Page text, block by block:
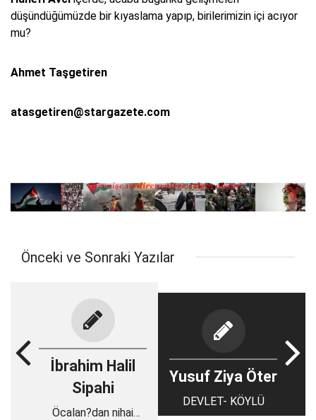
düşündüğümüzde bir kıyaslama yapıp, birilerimizin içi acıyor
mu?
Ahmet Taşgetiren
atasgetiren@stargazete.com
Önceki ve Sonraki Yazılar
İbrahim Halil
Sipahi
Öcalan?dan nihai
Yusuf Ziya Öter
DEVLET- KÖYLÜ